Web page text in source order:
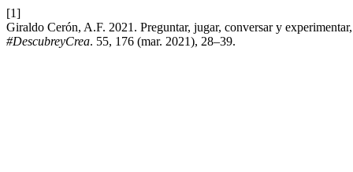
[1]
Giraldo Cerón, A.F. 2021. Preguntar, jugar, conversar y
#DescubreyCrea. 55, 176 (mar. 2021), 28–39.